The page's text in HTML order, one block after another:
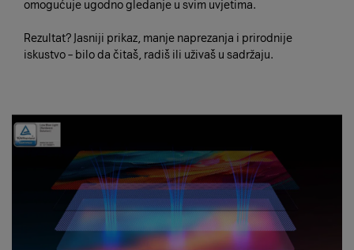
omogućuje ugodno gledanje u svim uvjetima.
Rezultat? Jasniji prikaz, manje naprezanja i prirodnije
iskustvo – bilo da čitaš, radiš ili uživaš u sadržaju.